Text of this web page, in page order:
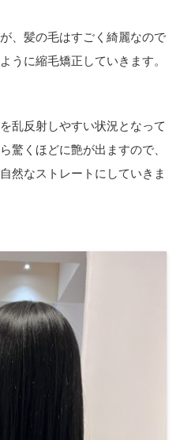
、髪の毛はすごく綺麗なので
うに縮毛矯正していきます。
乱反射しやすい状況となって
驚くほどに艶が出ますので、
然なストレートにしていきま